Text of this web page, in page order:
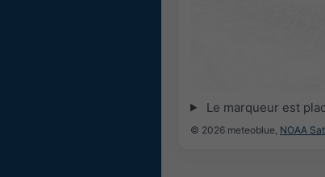
Le marqueur est
© 2026 meteoblue, NOAA